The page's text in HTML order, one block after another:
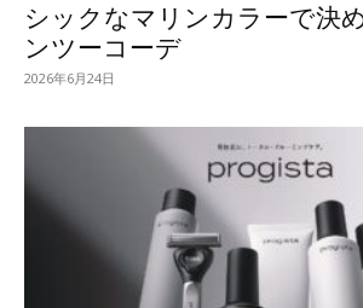
シックなマリンカラーで決
ンツーコーデ
2026年6月24日